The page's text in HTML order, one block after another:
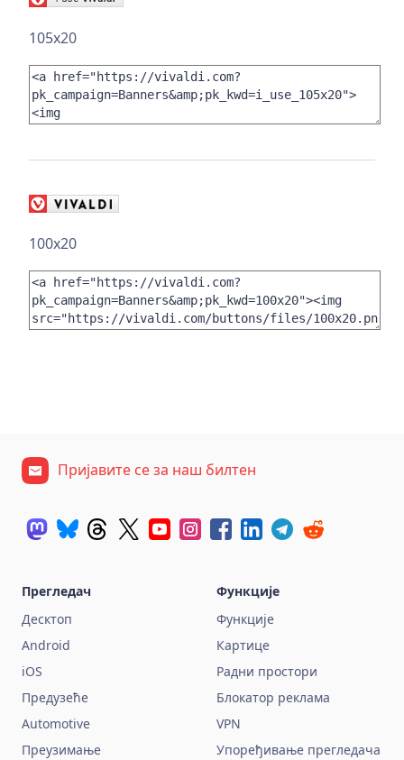
105x20
100x20
Пријавите се за наш билтен
Прегледач
Десктоп
Android
iOS
Предузеће
Automotive
Преузимање
Функције
Функције
Картице
Радни простори
Блокатор реклама
VPN
Упоређивање прегледача